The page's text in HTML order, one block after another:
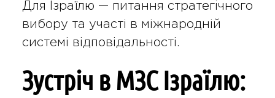
Для Ізраїлю — питання стратегічного
вибору та участі в міжнародній
системі відповідальності.
Зустріч в МЗС Ізраїлю: